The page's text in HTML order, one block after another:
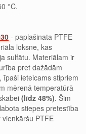
°C.
- paplašinata PTFE
loksne, kas
sulfātu. Materiālam ir
pret dažādām
īpaši ieteicams stipriem
mērenā temperatūrā
(līdz 48%). Šim
stiepes pretestība
PTFE